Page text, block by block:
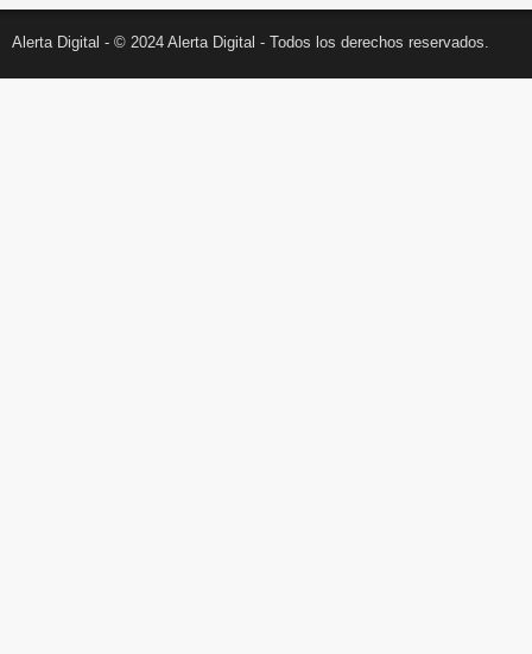
Alerta Digital - © 2024 Alerta Digital - Todos los derechos reservados.